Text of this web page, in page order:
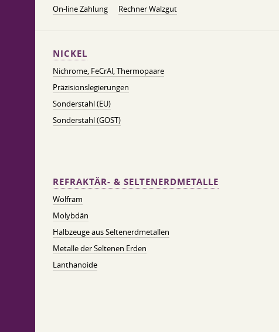
On-line Zahlung
Rechner Walzgut
NICKEL
Nichrome, FeСrAl, ​​Thermopaare
Präzisionslegierungen
Sonderstahl (EU)
Sonderstahl (GOST)
REFRAKTÄR- & SELTENERDMETALLE
Wolfram
Molybdän
Halbzeuge aus Seltenerdmetallen
Metalle der Seltenen Erden
Lanthanoide